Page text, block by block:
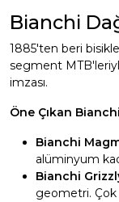
Bianchi
1885'ten beri
segment
imzası.
Öne Çıkan
Bianchi
alüminyum
Bianchi
geometri. Çok